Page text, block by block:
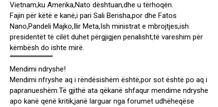
Vietnam,ku Amerika,Nato dështuan,dhe u tërhoqën.
Fajin për këtë e kanë,i pari Sali Berisha,por dhe Fatos
Nano,Pandeli Majko,Ilir Meta,Ish ministrat e mbrojtjes,ish
presidentët të cilët duhet përgjigjen penalisht,të vareshim për
këmbësh do ishte mirë.
“”””””””””””””””””””””
Mendimi ndryshe!
Mendimi nfryshe aq i rëndësishëm është,por sot është po aq i
papranueshëm.Të gjithë ata qëkanë shfaqur mendime ndryshe
apo kanë qenë kritik,janë larguar nga forumet udhëheqëse